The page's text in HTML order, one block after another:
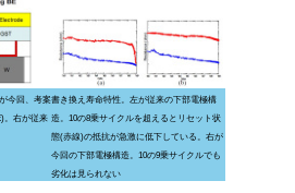
今回、考案
。右が従来
書き換え寿命特性。左が従来の下部電極構
造。10の8乗サイクルを超えるとリセット状
態(赤線)の抵抗が急激に低下している。右が
今回の下部電極構造。10の9乗サイクルでも
劣化は見られない